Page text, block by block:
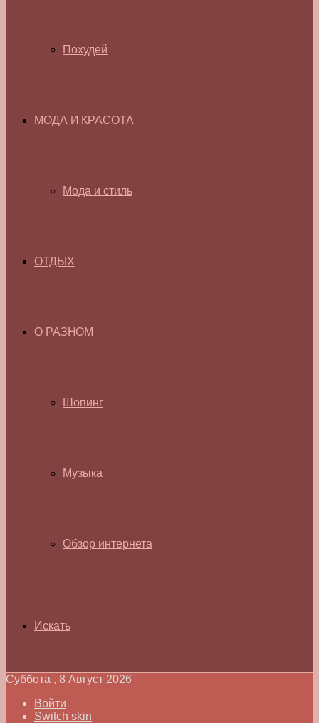
Похудей
МОДА И КРАСОТА
Мода и стиль
ОТДЫХ
О РАЗНОМ
Шопинг
Музыка
Обзор интернета
Искать
Суббота , 8 Август 2026
Войти
Switch skin